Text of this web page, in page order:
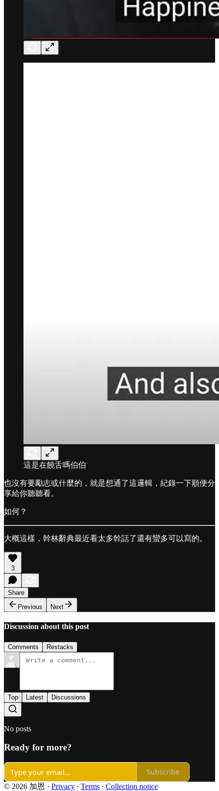
這是在饒舌嗎伯伯
也沒有要勵志或什麼的，就是想通了這邏輯，紀錄一下順便分
享給你聽聽看。
如何？
大概這樣，幹林辭典最近看太多幹話了還有蠻多可以寫的。
3
Share
Previous
Next
Discussion about this post
Comments Restacks
Top Latest Discussions
No posts
Ready for more?
Subscribe
© 2026 加恩 · Privacy ∙ Terms ∙ Collection notice